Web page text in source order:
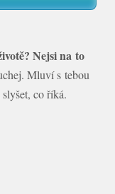
Nejsi na to
Mluví s tebou
slyšet, co říká.